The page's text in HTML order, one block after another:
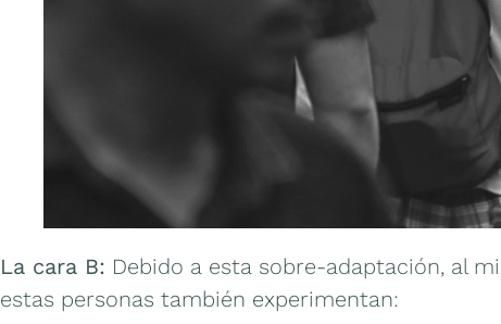
La cara B: Debido a esta sobre-adaptación, al
estas personas también experimentan: